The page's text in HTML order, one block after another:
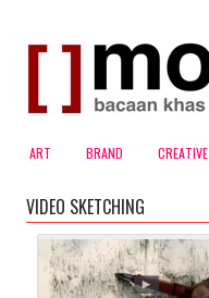
ART BRAND CREATIVE
VIDEO SKETCHING